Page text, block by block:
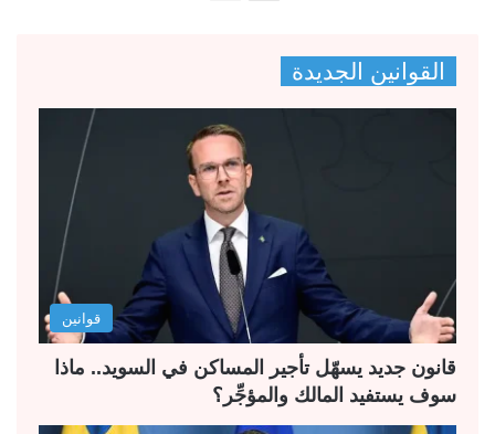
ح
ة
ا
ل
س
ا
ب
ق
ة
ح
ل
ة
القوانين الجديدة
قوانين
قانون جديد يسهّل تأجير المساكن في السويد.. ماذا
سوف يستفيد المالك والمؤجِّر؟